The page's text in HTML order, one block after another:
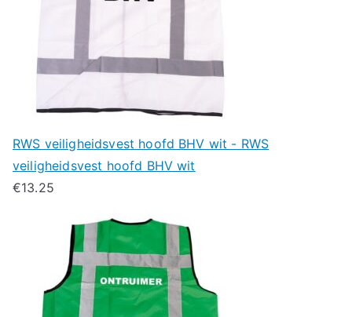
RWS veiligheidsvest hoofd BHV wit - RWS
veiligheidsvest hoofd BHV wit
€13.25